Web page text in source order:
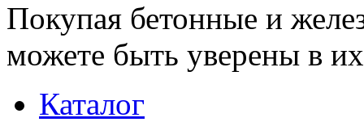
Покупая бетонные и
можете быть уверены в их
Каталог